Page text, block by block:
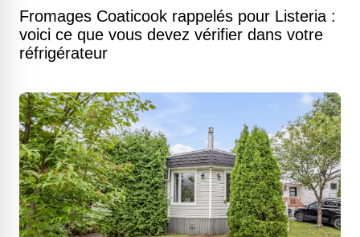
Fromages Coaticook rappelés pour Listeria :
voici ce que vous devez vérifier dans votre
réfrigérateur